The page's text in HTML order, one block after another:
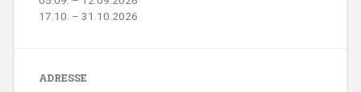
17.10. – 31.10.2026
ADRESSE